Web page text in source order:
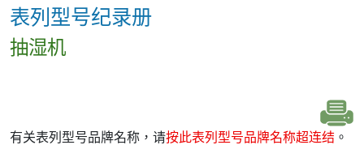
表列型号纪录册
抽湿机
有关表列型号品牌名称，请按此表列型号品牌名称超连结 。